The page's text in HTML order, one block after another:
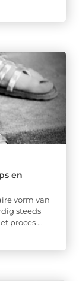
en
vorm van
steeds
proces ...